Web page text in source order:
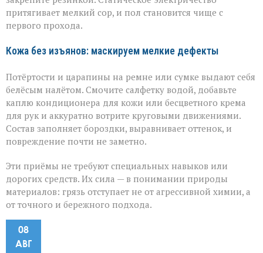
притягивает мелкий сор, и пол становится чище с
первого прохода.
Кожа без изъянов: маскируем мелкие дефекты
Потёртости и царапины на ремне или сумке выдают себя
белёсым налётом. Смочите салфетку водой, добавьте
каплю кондиционера для кожи или бесцветного крема
для рук и аккуратно вотрите круговыми движениями.
Состав заполняет бороздки, выравнивает оттенок, и
повреждение почти не заметно.
Эти приёмы не требуют специальных навыков или
дорогих средств. Их сила — в понимании природы
материалов: грязь отступает не от агрессивной химии, а
от точного и бережного подхода.
08
АВГ